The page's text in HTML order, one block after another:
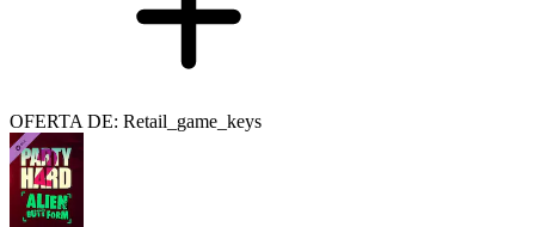
OFERTA DE: Retail_game_keys